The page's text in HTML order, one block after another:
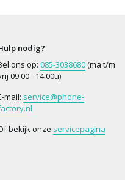
nodig?
ons op: 085-3038680(ma t/m
09:00 - 14:00u)
mail: service@phone-
bekijk onze servicepagina